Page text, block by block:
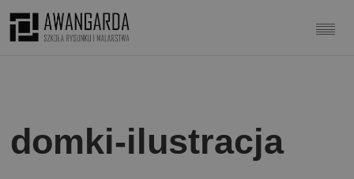
domki-ilustracja